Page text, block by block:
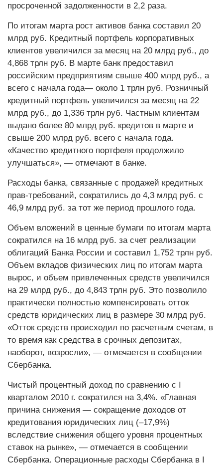
просроченной задолженности в 2,2 раза.
По итогам марта рост активов банка составил 20
млрд руб. Кредитный портфель корпоративных
клиентов увеличился за месяц на 20 млрд руб., до
4,868 трлн руб. В марте банк предоставил
российским предприятиям свыше 400 млрд руб., а
всего с начала года— около 1 трлн руб. Розничный
кредитный портфель увеличился за месяц на 22
млрд руб., до 1,336 трлн руб. Частным клиентам
выдано более 80 млрд руб. кредитов в марте и
свыше 200 млрд руб. всего с начала года.
«Качество кредитного портфеля продолжило
улучшаться», — отмечают в банке.
Расходы банка, связанные с продажей кредитных
прав-требований, сократились до 4,3 млрд руб. с
46,9 млрд руб. за тот же период прошлого года.
Объем вложений в ценные бумаги по итогам марта
сократился на 16 млрд руб. за счет реализации
облигаций Банка России и составил 1,752 трлн руб.
Объем вкладов физических лиц по итогам марта
вырос, и объем привлеченных средств увеличился
на 29 млрд руб., до 4,843 трлн руб. Это позволило
практически полностью компенсировать отток
средств юридических лиц в размере 30 млрд руб.
«Отток средств происходил по расчетным счетам, в
то время как средства в срочных депозитах,
наоборот, возросли», — отмечается в сообщении
Сбербанка.
Чистый процентный доход по сравнению с I
кварталом 2010 г. сократился на 3,4%. «Главная
причина снижения — сокращение доходов от
кредитования юридических лиц (–17,9%)
вследствие снижения общего уровня процентных
ставок на рынке», — отмечается в сообщении
Сбербанка. Операционные расходы Сбербанка в I